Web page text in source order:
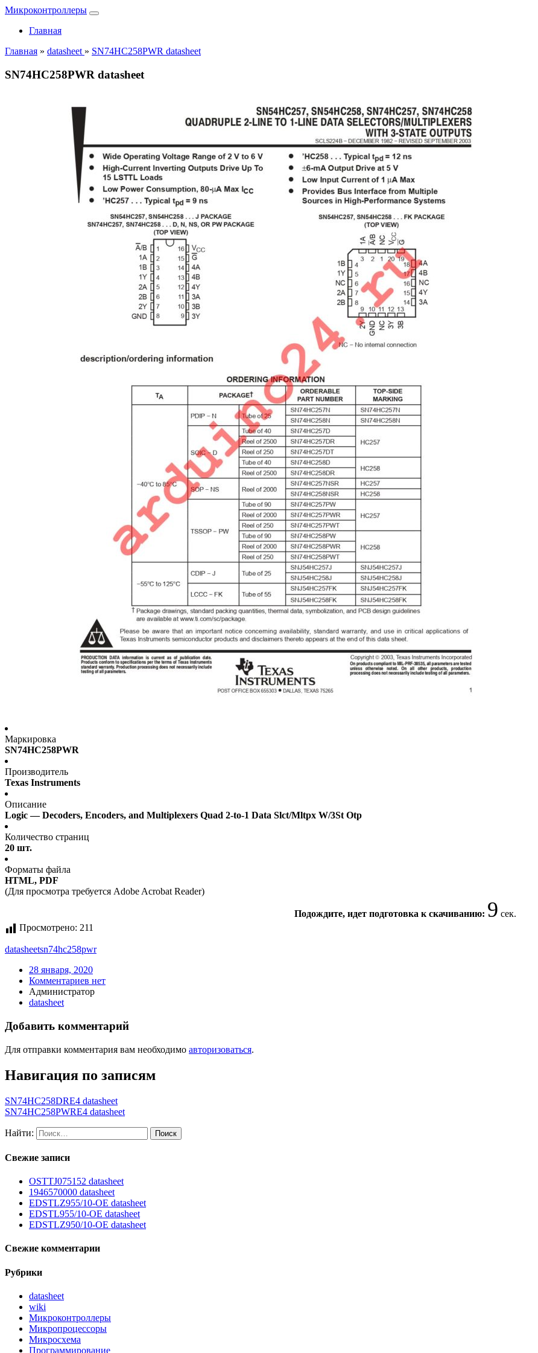
Микроконтроллеры
Главная
Главная » datasheet » SN74HC258PWR datasheet
SN74HC258PWR datasheet
Маркировка
SN74HC258PWR
Производитель
Texas Instruments
Описание
Logic — Decoders, Encoders, and Multiplexers Quad 2-to-1 Data Slct/Mltpx W/3St Otp
Количество страниц
20 шт.
Форматы файла
HTML, PDF
(Для просмотра требуется Adobe Acrobat Reader)
Подождите, идет подготовка к скачиванию: 9 сек.
Просмотрено: 211
datasheetsn74hc258pwr
28 января, 2020
Комментариев нет
Администратор
datasheet
Добавить комментарий
Для отправки комментария вам необходимо авторизоваться.
Навигация по записям
SN74HC258DRE4 datasheet
SN74HC258PWRE4 datasheet
Найти:
Свежие записи
OSTTJ075152 datasheet
1946570000 datasheet
EDSTLZ955/10-OE datasheet
EDSTL955/10-OE datasheet
EDSTLZ950/10-OE datasheet
Свежие комментарии
Рубрики
datasheet
wiki
Микроконтроллеры
Микропроцессоры
Микросхема
Программирование